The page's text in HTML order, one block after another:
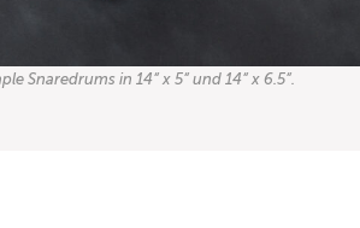
Snaredrums in 14“ x 5“ und 14“ x 6.5“.